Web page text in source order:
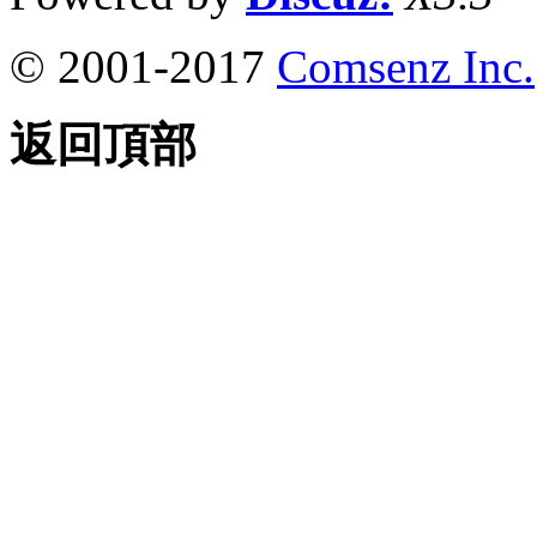
© 2001-2017 Comsenz Inc.
返回頂部